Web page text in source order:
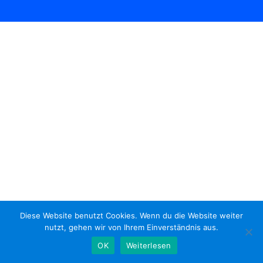
Diese Website benutzt Cookies. Wenn du die Website weiter
nutzt, gehen wir von Ihrem Einverständnis aus.
OK
Weiterlesen